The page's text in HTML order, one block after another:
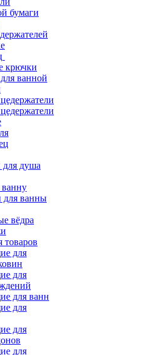
бумаги
крючки
ванной
для душа
для ванны
вёдра
для
для
для ванн
для
для
для